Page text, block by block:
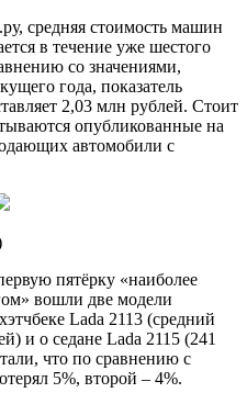
средняя стоимость машин
в течение уже шестого
со значениями,
года, показатель
2,03 млн рублей. Стоит
опубликованные на
автомобили с
пятёрку «наиболее
вошли две модели
Lada 2113 (средний
и о седане Lada 2115 (241
что по сравнению с
5%, второй – 4%.